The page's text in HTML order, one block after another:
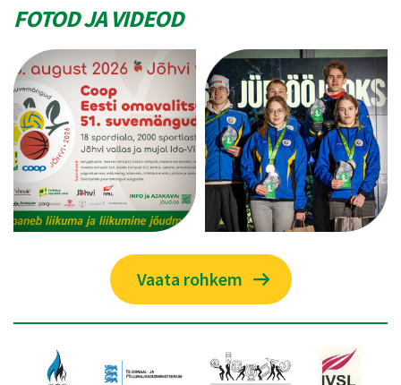
FOTOD JA VIDEOD
Vaata rohkem